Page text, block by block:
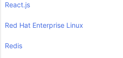
React.js
Red Hat Enterprise Linux
Redis